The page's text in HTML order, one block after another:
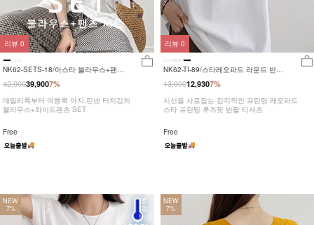
NK62-SETS-18/아스타 블라우스+팬츠
세트_HR
7%
42,90039,900
데일리룩부터 여행룩 까지,린넨 터치감의
블라우스+와이드팬츠 SET
Free
리뷰 0
NK62-TI-89/스타레오파드 라운드 반팔
티_JY
7%
13,90012,930
시선을 사로잡는 감각적인 프린팅 레오파드
스타 프린팅 루즈핏 반팔 티셔츠
Free
리뷰 0
NEW
7%
NEW
7%